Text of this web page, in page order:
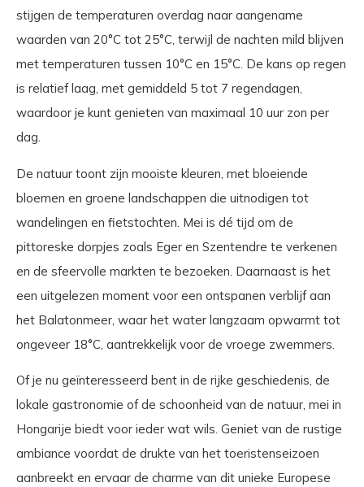
stijgen de temperaturen overdag naar aangename
waarden van 20°C tot 25°C, terwijl de nachten mild blijven
met temperaturen tussen 10°C en 15°C. De kans op regen
is relatief laag, met gemiddeld 5 tot 7 regendagen,
waardoor je kunt genieten van maximaal 10 uur zon per
dag.
De natuur toont zijn mooiste kleuren, met bloeiende
bloemen en groene landschappen die uitnodigen tot
wandelingen en fietstochten. Mei is dé tijd om de
pittoreske dorpjes zoals Eger en Szentendre te verkenen
en de sfeervolle markten te bezoeken. Daarnaast is het
een uitgelezen moment voor een ontspanen verblijf aan
het Balatonmeer, waar het water langzaam opwarmt tot
ongeveer 18°C, aantrekkelijk voor de vroege zwemmers.
Of je nu geïnteresseerd bent in de rijke geschiedenis, de
lokale gastronomie of de schoonheid van de natuur, mei in
Hongarije biedt voor ieder wat wils. Geniet van de rustige
ambiance voordat de drukte van het toeristenseizoen
aanbreekt en ervaar de charme van dit unieke Europese